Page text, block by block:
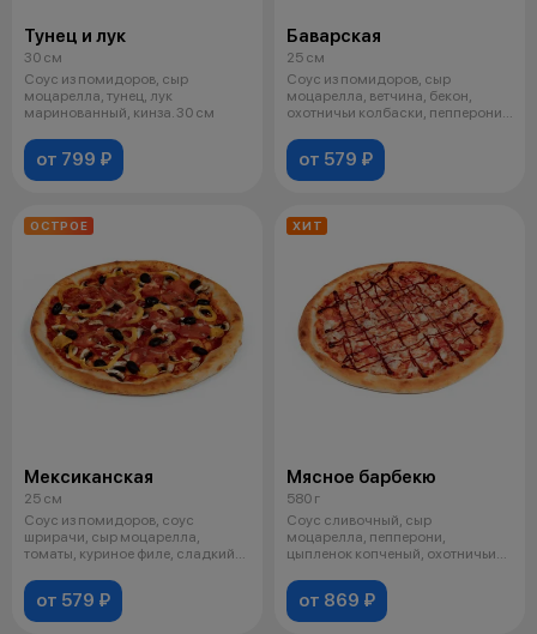
Тунец и лук
30 см
Соус из помидоров, сыр
моцарелла, тунец, лук
маринованный, кинза. 30 см
от 799 ₽
Баварская
25 см
Соус из помидоров, сыр
моцарелла, ветчина, бекон,
охотничьи колбаски, пепперони,
от 579 ₽
ОСТРОЕ
Мексиканская
25 см
Соус из помидоров, соус
шрирачи, сыр моцарелла,
томаты, куриное филе, сладкий
от 579 ₽
ХИТ
Мясное барбекю
580 г
Соус сливочный, сыр
моцарелла, пепперони,
цыпленок копченый, охотничьи
от 869 ₽